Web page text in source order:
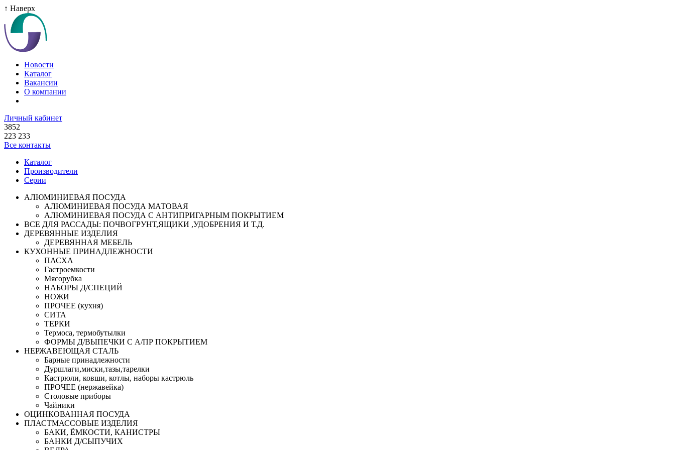
↑ Наверх
Новости
Каталог
Вакансии
О компании
Личный кабинет
3852
223 233
Все контакты
Каталог
Производители
Серии
АЛЮМИНИЕВАЯ ПОСУДА
АЛЮМИНИЕВАЯ ПОСУДА МАТОВАЯ
АЛЮМИНИЕВАЯ ПОСУДА С АНТИПРИГАРНЫМ ПОКРЫТИЕМ
ВСЕ ДЛЯ РАССАДЫ: ПОЧВОГРУНТ,ЯЩИКИ ,УДОБРЕНИЯ И Т.Д.
ДЕРЕВЯННЫЕ ИЗДЕЛИЯ
ДЕРЕВЯННАЯ МЕБЕЛЬ
КУХОННЫЕ ПРИНАДЛЕЖНОСТИ
ПАСХА
Гастроемкости
Мясорубка
НАБОРЫ Д/СПЕЦИЙ
НОЖИ
ПРОЧЕЕ (кухня)
СИТА
ТЕРКИ
Термоса, термобутылки
ФОРМЫ Д/ВЫПЕЧКИ С А/ПР ПОКРЫТИЕМ
НЕРЖАВЕЮЩАЯ СТАЛЬ
Барные принадлежности
Дуршлаги,миски,тазы,тарелки
Кастрюли, ковши, котлы, наборы кастрюль
ПРОЧЕЕ (нержавейка)
Столовые приборы
Чайники
ОЦИНКОВАННАЯ ПОСУДА
ПЛАСТМАССОВЫЕ ИЗДЕЛИЯ
БАКИ, ЁМКОСТИ, КАНИСТРЫ
БАНКИ Д/СЫПУЧИХ